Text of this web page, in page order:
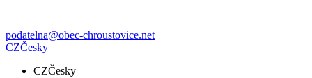
podatelna@obec-chroustovice.net
CZČesky
CZČesky